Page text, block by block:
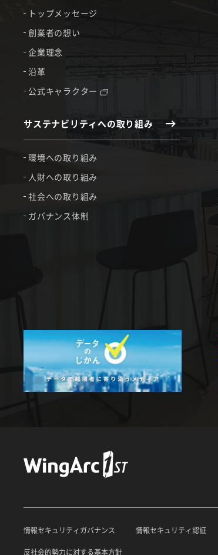
トップメッセージ
創業者の想い
企業理念
沿革
公式キャラクター
サステナビリティへの取り組み
環境への取り組み
人財への取り組み
社会への取り組み
ガバナンス体制
情報セキュリティガバナンス 情報セキュリティ認証
反社会的勢力に対する基本方針